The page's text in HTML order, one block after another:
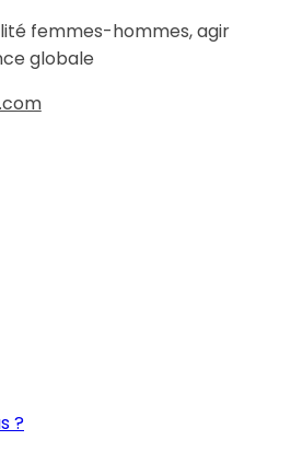
femmes-hommes, agir
globale
?